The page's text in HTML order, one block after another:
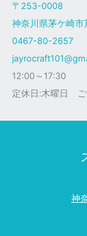
ク
様
〒253-0008
神奈川県茅ケ崎
0467-80-2657
12:00～17:30
定休日:木曜日 ご
神